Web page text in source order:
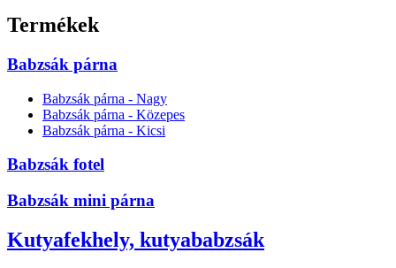
Termékek
Babzsák párna
Babzsák párna - Nagy
Babzsák párna - Közepes
Babzsák párna - Kicsi
Babzsák fotel
Babzsák mini párna
Kutyafekhely, kutyababzsák